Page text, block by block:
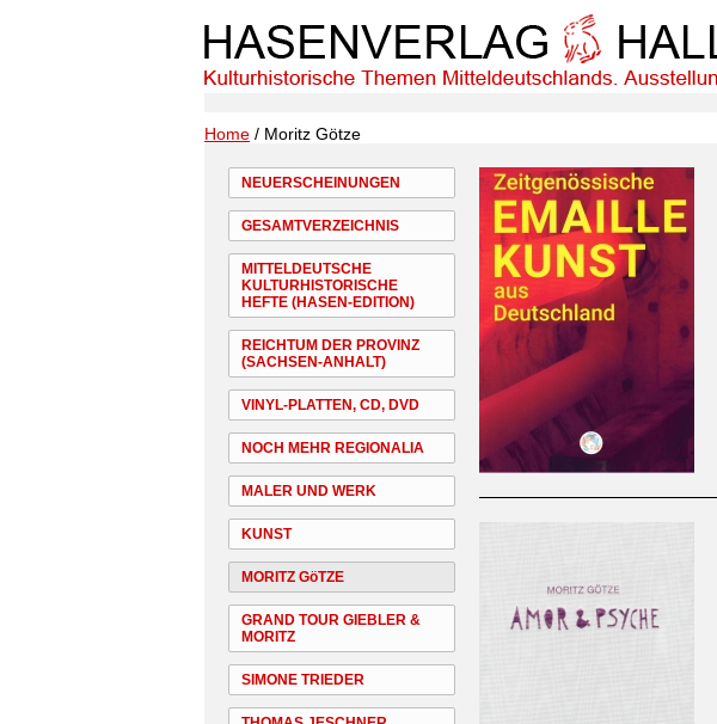
Home / Moritz Götze
NEUERSCHEINUNGEN
GESAMTVERZEICHNIS
MITTELDEUTSCHE
KULTURHISTORISCHE
HEFTE (HASEN-EDITION)
REICHTUM DER PROVINZ
(SACHSEN-ANHALT)
VINYL-PLATTEN, CD, DVD
NOCH MEHR REGIONALIA
MALER UND WERK
KUNST
MORITZ GöTZE
GRAND TOUR GIEBLER &
MORITZ
SIMONE TRIEDER